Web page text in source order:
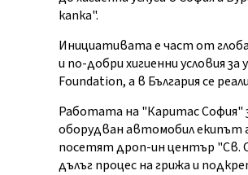
капка".
Инициативата е част от
и по-добри хигиенни условия
Foundation, а в България се
Работата на "Каритас София"
оборудван автомобил екипът
посетят дроп-ин център "Св.
дълъг процес на грижа и